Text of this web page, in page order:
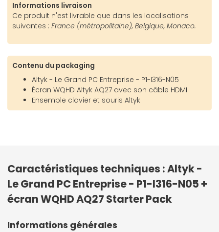
Informations livraison
Ce produit n'est livrable que dans les localisations
suivantes : France (métropolitaine), Belgique, Monaco.
Contenu du packaging
Altyk - Le Grand PC Entreprise - P1-I316-N05
Écran WQHD Altyk AQ27 avec son câble HDMI
Ensemble clavier et souris Altyk
Caractéristiques techniques : Altyk -
Le Grand PC Entreprise - P1-I316-N05 +
écran WQHD AQ27 Starter Pack
Informations générales